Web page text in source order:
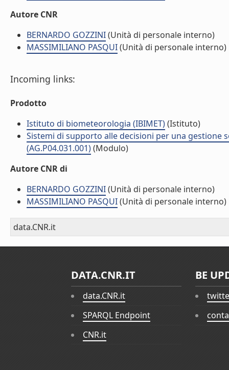
Autore CNR
BERNARDO GOZZINI(Unità di personale interno)
MASSIMILIANO PASQUI(Unità di personale interno)
Incoming links:
Prodotto
Istituto di biometeorologia (IBIMET)(Istituto)
Sistemi di supporto alle decisioni per una gestione
(AG.P04.031.001)(Modulo)
Autore CNR di
BERNARDO GOZZINI(Unità di personale interno)
MASSIMILIANO PASQUI(Unità di personale interno)
data.CNR.it
DATA.CNR.IT
data.CNR.it
SPARQL Endpoint
CNR.it
BE